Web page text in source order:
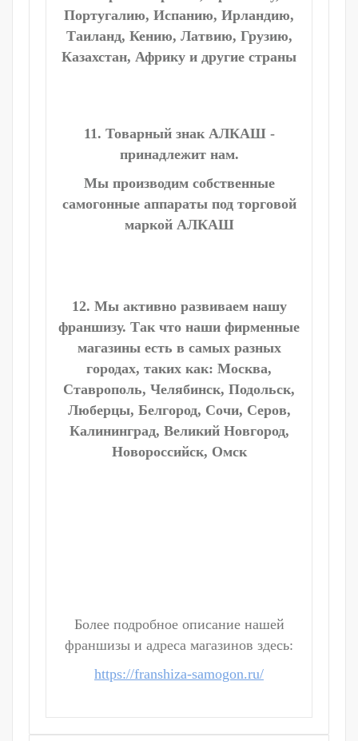
Португалию, Испанию, Ирландию,
Таиланд, Кению, Латвию, Грузию,
Казахстан, Африку и другие страны
11. Товарный знак АЛКАШ -
принадлежит нам.
Мы производим собственные
самогонные аппараты под торговой
маркой АЛКАШ
12. Мы активно развиваем нашу
франшизу. Так что наши фирменные
магазины есть в самых разных
городах, таких как: Москва,
Ставрополь, Челябинск, Подольск,
Люберцы, Белгород, Сочи, Серов,
Калининград, Великий Новгород,
Новороссийск, Омск
Более подробное описание нашей
франшизы и адреса магазинов здесь:
https://franshiza-samogon.ru/